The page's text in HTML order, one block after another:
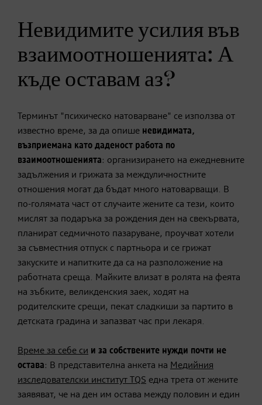
Невидимите усилия във
взаимоотношенията: А
къде оставам аз?
Терминът "психическо натоварване" се използва от
известно време, за да опише невидимата,
възприемана като даденост работа по
взаимоотношенията: организирането на ежедневните
задължения и грижата за междуличностните
отношения могат да бъдат много натоварващи. В
по-голямата част от случаите жените са тези, които
мислят за подаръка за рождения ден на свекървата,
планират седмичното пазаруване, проучват хотели
за съвместния отпуск с партньора и се грижат
закуските и напитките да са на разположение на
работната среща. Майките влизат в ролята на феята
на зъбките, великденския заек, ходят на
родителските срещи, пекат сладкиши за партито в
детската градина и запазват час при лекаря.
Време за себе си и за собствените нужди почти не
остава: В представителна анкета на Медийния
изследователски институт TQS една трета от жените
заявяват, че на ден им остава между половин и един